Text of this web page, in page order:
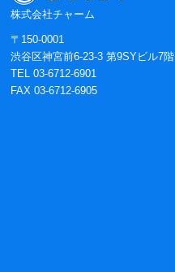
株式会社チャーム
〒150-0001
渋谷区神宮前6-23-3 第9SYビル7階
TEL 03-6712-6901
FAX 03-6712-6905